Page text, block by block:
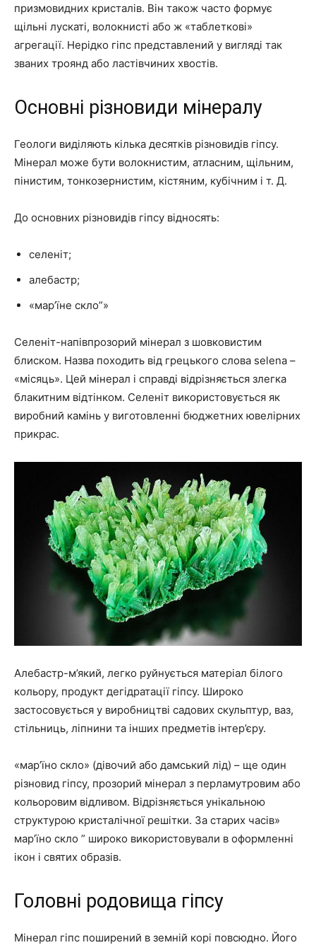
призмовидних кристалів. Він також часто формує
щільні лускаті, волокнисті або ж «таблеткові»
агрегації. Нерідко гіпс представлений у вигляді так
званих троянд або ластівчиних хвостів.
Основні різновиди мінералу
Геологи виділяють кілька десятків різновидів гіпсу.
Мінерал може бути волокнистим, атласним, щільним,
пінистим, тонкозернистим, кістяним, кубічним і т. Д.
До основних різновидів гіпсу відносять:
селеніт;
алебастр;
«мар’їне скло”»
Селеніт-напівпрозорий мінерал з шовковистим
блиском. Назва походить від грецького слова selena –
«місяць». Цей мінерал і справді відрізняється злегка
блакитним відтінком. Селеніт використовується як
виробний камінь у виготовленні бюджетних ювелірних
прикрас.
Алебастр-м’який, легко руйнується матеріал білого
кольору, продукт дегідратації гіпсу. Широко
застосовується у виробництві садових скульптур, ваз,
стільниць, ліпнини та інших предметів інтер’єру.
«мар’їно скло» (дівочий або дамський лід) – ще один
різновид гіпсу, прозорий мінерал з перламутровим або
кольоровим відливом. Відрізняється унікальною
структурою кристалічної решітки. За старих часів»
мар’їно скло ” широко використовували в оформленні
ікон і святих образів.
Головні родовища гіпсу
Мінерал гіпс поширений в земній корі повсюдно. Його